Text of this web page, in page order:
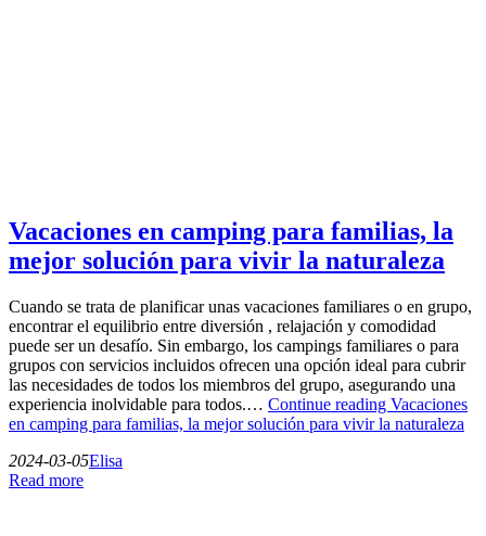
Vacaciones en camping para familias, la
mejor solución para vivir la naturaleza
Cuando se trata de planificar unas vacaciones familiares o en grupo,
encontrar el equilibrio entre diversión , relajación y comodidad
puede ser un desafío. Sin embargo, los campings familiares o para
grupos con servicios incluidos ofrecen una opción ideal para cubrir
las necesidades de todos los miembros del grupo, asegurando una
experiencia inolvidable para todos.… Continue reading Vacaciones
en camping para familias, la mejor solución para vivir la naturaleza
2024-03-05Elisa
Read more